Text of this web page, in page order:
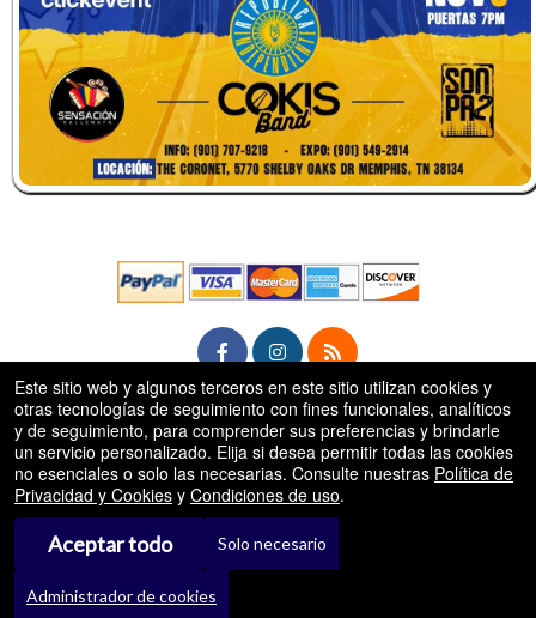
© Todos los Derechos Reservados.
50.28.84.148
Condiciones de uso
Este sitio web y algunos terceros en este sitio utilizan cookies y
otras tecnologías de seguimiento con fines funcionales, analíticos
y de seguimiento, para comprender sus preferencias y brindarle
un servicio personalizado. Elija si desea permitir todas las cookies
no esenciales o solo las necesarias. Consulte nuestras Política de
Privacidad y Cookies y Condiciones de uso.
Aceptar todo Solo necesario
Administrador de cookies